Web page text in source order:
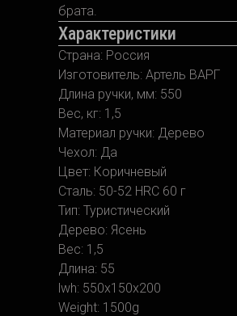
брата.
Характеристики
Страна: Россия
Изготовитель: Артель ВАРГ
Длина ручки, мм: 550
Вес, кг: 1,5
Материал ручки: Дерево
Чехол: Да
Цвет: Коричневый
Сталь: 50-52 HRC 60 г
Тип: Туристический
Дерево: Ясень
Вес: 1,5
Длина: 55
lwh: 550x150x200
Weight: 1500g